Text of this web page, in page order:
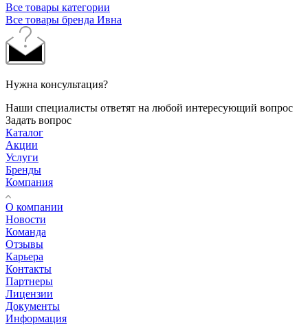
Все товары категории
Все товары бренда Ивна
Нужна консультация?
Наши специалисты ответят на любой интересующий вопрос
Задать вопрос
Каталог
Акции
Услуги
Бренды
Компания
О компании
Новости
Команда
Отзывы
Карьера
Контакты
Партнеры
Лицензии
Документы
Информация